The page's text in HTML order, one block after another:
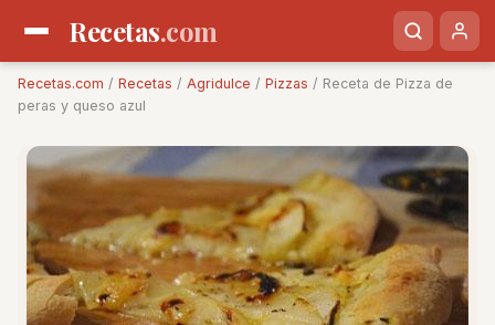
Recetas.com
Recetas.com / Recetas / Agridulce / Pizzas / Receta de Pizza de
peras y queso azul